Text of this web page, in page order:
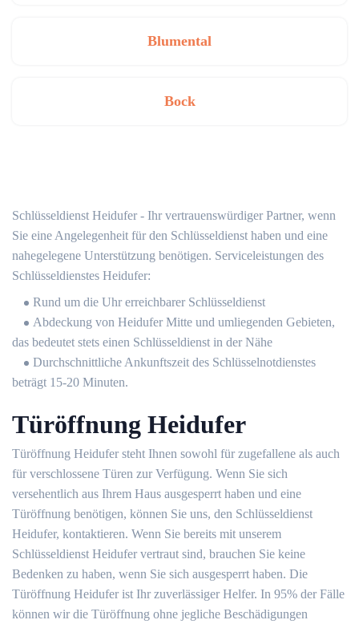
Blumental
Bock
Schlüsseldienst Heidufer - Ihr vertrauenswürdiger Partner, wenn
Sie eine Angelegenheit für den Schlüsseldienst haben und eine
nahegelegene Unterstützung benötigen. Serviceleistungen des
Schlüsseldienstes Heidufer:
Rund um die Uhr erreichbarer Schlüsseldienst
Abdeckung von Heidufer Mitte und umliegenden Gebieten,
das bedeutet stets einen Schlüsseldienst in der Nähe
Durchschnittliche Ankunftszeit des Schlüsselnotdienstes
beträgt 15-20 Minuten.
Türöffnung Heidufer
Türöffnung Heidufer steht Ihnen sowohl für zugefallene als auch
für verschlossene Türen zur Verfügung. Wenn Sie sich
versehentlich aus Ihrem Haus ausgesperrt haben und eine
Türöffnung benötigen, können Sie uns, den Schlüsseldienst
Heidufer, kontaktieren. Wenn Sie bereits mit unserem
Schlüsseldienst Heidufer vertraut sind, brauchen Sie keine
Bedenken zu haben, wenn Sie sich ausgesperrt haben. Die
Türöffnung Heidufer ist Ihr zuverlässiger Helfer. In 95% der Fälle
können wir die Türöffnung ohne jegliche Beschädigungen